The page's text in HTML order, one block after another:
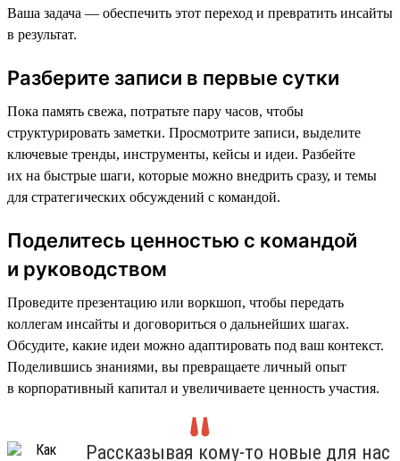
Ваша задача — обеспечить этот переход и превратить инсайты
в результат.
Разберите записи в первые сутки
Пока память свежа, потратьте пару часов, чтобы
структурировать заметки. Просмотрите записи, выделите
ключевые тренды, инструменты, кейсы и идеи. Разбейте
их на быстрые шаги, которые можно внедрить сразу, и темы
для стратегических обсуждений с командой.
Поделитесь ценностью с командой
и руководством
Проведите презентацию или воркшоп, чтобы передать
коллегам инсайты и договориться о дальнейших шагах.
Обсудите, какие идеи можно адаптировать под ваш контекст.
Поделившись знаниями, вы превращаете личный опыт
в корпоративный капитал и увеличиваете ценность участия.
Рассказывая кому-то новые для нас